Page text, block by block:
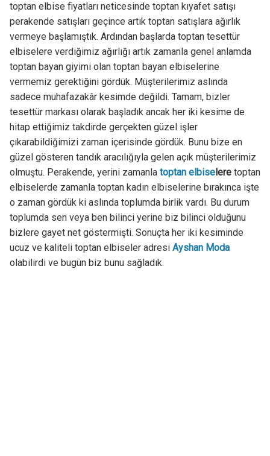
toptan elbise fiyatları neticesinde toptan kıyafet satışı
perakende satışları geçince artık toptan satışlara ağırlık
vermeye başlamıştık. Ardından başlarda toptan tesettür
elbiselere verdiğimiz ağırlığı artık zamanla genel anlamda
toptan bayan giyimi olan toptan bayan elbiselerine
vermemiz gerektiğini gördük. Müşterilerimiz aslında
sadece muhafazakâr kesimde değildi. Tamam, bizler
tesettür markası olarak başladık ancak her iki kesime de
hitap ettiğimiz takdirde gerçekten güzel işler
çıkarabildiğimizi zaman içerisinde gördük. Bunu bize en
güzel gösteren tandık aracılığıyla gelen açık müşterilerimiz
olmuştu. Perakende, yerini zamanla toptan elbiseleretoptan
elbiselerde zamanla toptan kadın elbiselerine bırakınca işte
o zaman gördük ki aslında toplumda birlik vardı. Bu durum
toplumda sen veya ben bilinci yerine biz bilinci olduğunu
bizlere gayet net göstermişti. Sonuçta her iki kesiminde
ucuz ve kaliteli toptan elbiseler adresi Ayshan Moda
olabilirdi ve bugün biz bunu sağladık.